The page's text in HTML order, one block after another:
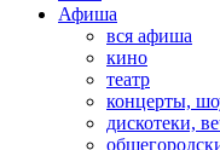
Афиша
вся афиша
кино
театр
концерты,
дискотеки,